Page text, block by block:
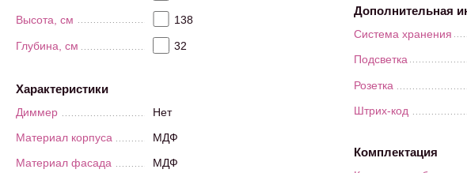
Высота, см 138
Глубина, см 32
Характеристики
Диммер
Нет
Материал корпуса
МДФ
Материал фасада
МДФ
Дополнительная
Система хранения
Подсветка
Розетка
Штрих-код
Комплектация